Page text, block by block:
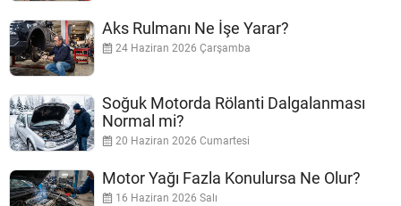
Aks Rulmanı Ne İşe Yarar?
24 Haziran 2026 Çarşamba
Soğuk Motorda Rölanti Dalgalanması
Normal mi?
20 Haziran 2026 Cumartesi
Motor Yağı Fazla Konulursa Ne Olur?
16 Haziran 2026 Salı